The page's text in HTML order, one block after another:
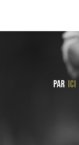
Par ici